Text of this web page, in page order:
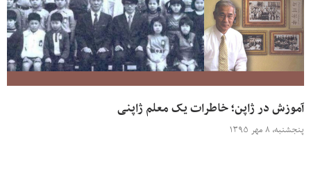
آموزش در ژاپن؛ خاطرات یک معلم ژاپنی
پنجشنبه، ۸ مهر ۱۳۹۵